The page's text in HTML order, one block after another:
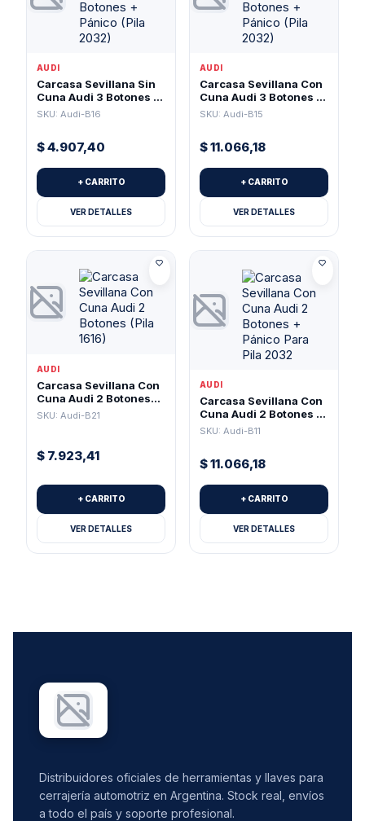
AUDI
Carcasa Sevillana Sin
Cuna Audi 3 Botones +
Pánico (Pila 2032)
SKU: Audi-B16
$4.907,40
+ CARRITO
VER DETALLES
AUDI
Carcasa Sevillana Con
Cuna Audi 3 Botones +
Pánico (Pila 2032)
SKU: Audi-B15
$11.066,18
+ CARRITO
VER DETALLES
AUDI
Carcasa Sevillana Con
Cuna Audi 2 Botones
(Pila 1616)
SKU: Audi-B21
$ 7.923,41
+ CARRITO
VER DETALLES
AUDI
Carcasa Sevillana Con
Cuna Audi 2 Botones +
Pánico Para Pila 2032
SKU: Audi-B11
$11.066,18
+ CARRITO
VER DETALLES
Distribuidores oficiales de herramientas y llaves para
cerrajería automotriz en Argentina. Stock real, envíos
a todo el país y soporte profesional.